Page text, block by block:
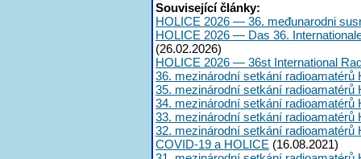
Související články:
HOLICE 2026 — 36. međunarodni
HOLICE 2026 — Das 36.
(26.02.2026)
HOLICE 2026 — 36st International
36. mezinárodní setkání radioamatérů
35. mezinárodní setkání radioamatérů
34. mezinárodní setkání radioamatérů
33. mezinárodní setkání radioamatérů
32. mezinárodní setkání radioamatérů
COVID-19 a HOLICE (16.08.2021)